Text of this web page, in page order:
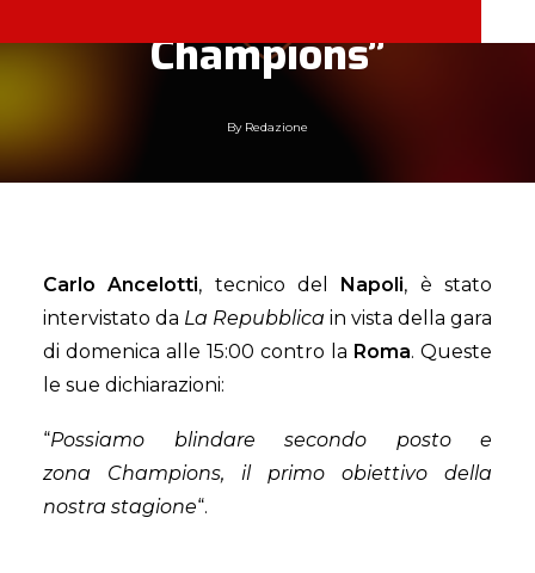
Champions”
By Redazione
Carlo Ancelotti, tecnico del Napoli, è stato
intervistato da La Repubblica in vista della gara
di domenica alle 15:00 contro la Roma. Queste
le sue dichiarazioni:
“Possiamo blindare secondo posto e
zona Champions, il primo obiettivo della
nostra stagione“.